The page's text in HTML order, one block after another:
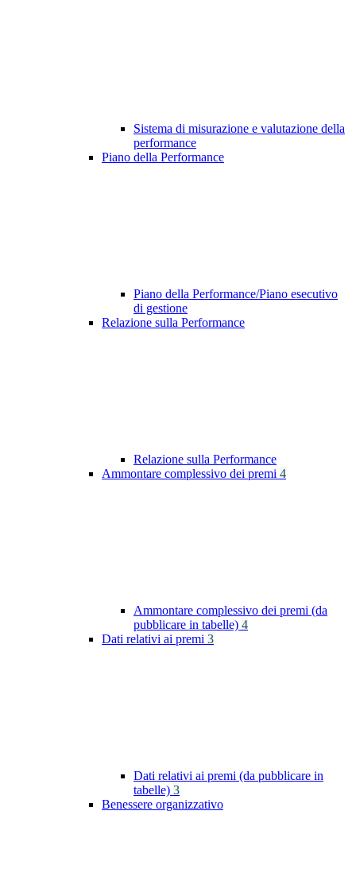
Sistema di misurazione e valutazione della
performance
Piano della Performance
Piano della Performance/Piano esecutivo
di gestione
Relazione sulla Performance
Relazione sulla Performance
Ammontare complessivo dei premi 4
Ammontare complessivo dei premi (da
pubblicare in tabelle) 4
Dati relativi ai premi 3
Dati relativi ai premi (da pubblicare in
tabelle) 3
Benessere organizzativo